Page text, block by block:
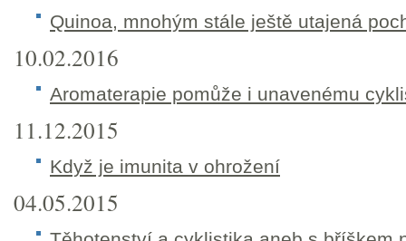
Quinoa, mnohým stále ještě utajená
10.02.2016
Aromaterapie pomůže i unavenému
11.12.2015
Když je imunita v ohrožení
04.05.2015